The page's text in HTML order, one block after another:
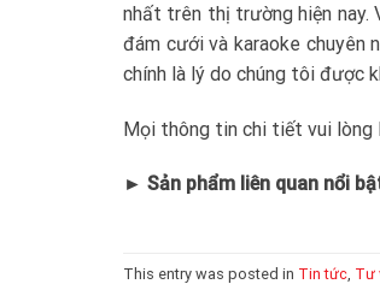
nhất trên thị trường hiện nay.
đám cưới và karaoke chuyên
chính là lý do chúng tôi được
Mọi thông tin chi tiết vui lòng
► Sản phẩm liên quan nổi
This entry was posted in Tin tức Tư